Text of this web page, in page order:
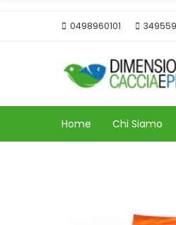
0498960101
Home Chi Siamo